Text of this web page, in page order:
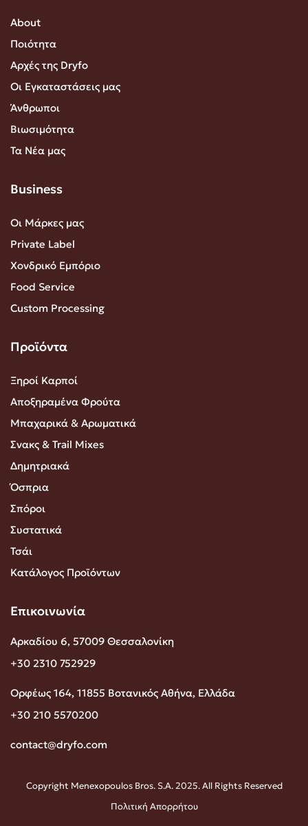
About
Ποιότητα
Αρχές της Dryfo
Οι Εγκαταστάσεις μας
Άνθρωποι
Βιωσιμότητα
Τα Νέα μας
Business
Οι Μάρκες μας
Private Label
Χονδρικό Εμπόριο
Food Service
Custom Processing
Προϊόντα
Ξηροί Καρποί
Αποξηραμένα Φρούτα
Μπαχαρικά & Αρωματικά
Σνακς & Trail Mixes
Δημητριακά
Όσπρια
Σπόροι
Συστατικά
Τσάι
Κατάλογος Προϊόντων
Επικοινωνία
Αρκαδίου 6, 57009 Θεσσαλονίκη
+30 2310 752929
Ορφέως 164, 11855 Βοτανικός Αθήνα, Ελλάδα
+30 210 5570200
contact@dryfo.com
Copyright Menexopoulos Bros. S.A. 2025. All Rights Reserved
Πολιτική Απορρήτου